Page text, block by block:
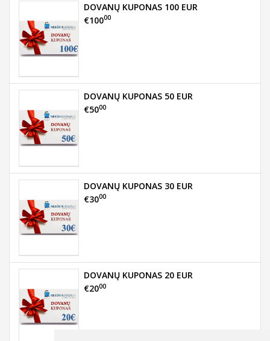
DOVANŲ KUPONAS 100 EUR
€10000
DOVANŲ KUPONAS 50 EUR
€5000
DOVANŲ KUPONAS 30 EUR
€3000
DOVANŲ KUPONAS 20 EUR
€2000